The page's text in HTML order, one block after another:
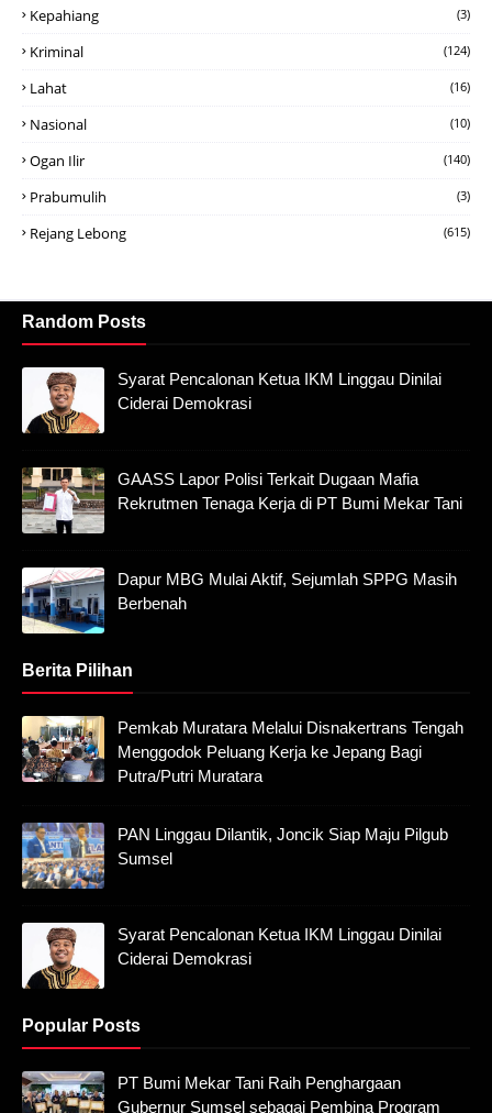
Kepahiang (3)
Kriminal (124)
Lahat (16)
Nasional (10)
Ogan Ilir (140)
Prabumulih (3)
Rejang Lebong (615)
Random Posts
Syarat Pencalonan Ketua IKM Linggau Dinilai
Ciderai Demokrasi
GAASS Lapor Polisi Terkait Dugaan Mafia
Rekrutmen Tenaga Kerja di PT Bumi Mekar Tani
Dapur MBG Mulai Aktif, Sejumlah SPPG Masih
Berbenah
Berita Pilihan
Pemkab Muratara Melalui Disnakertrans Tengah
Menggodok Peluang Kerja ke Jepang Bagi
Putra/Putri Muratara
PAN Linggau Dilantik, Joncik Siap Maju Pilgub
Sumsel
Syarat Pencalonan Ketua IKM Linggau Dinilai
Ciderai Demokrasi
Popular Posts
PT Bumi Mekar Tani Raih Penghargaan
Gubernur Sumsel sebagai Pembina Program